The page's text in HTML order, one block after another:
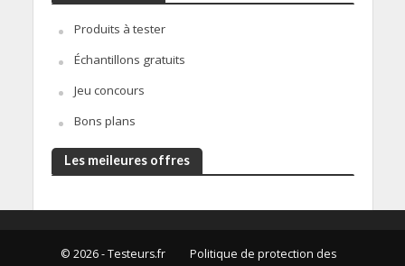
Produits à tester
Échantillons gratuits
Jeu concours
Bons plans
Les meileures offres
© 2026 - Testeurs.fr Politique de protection des